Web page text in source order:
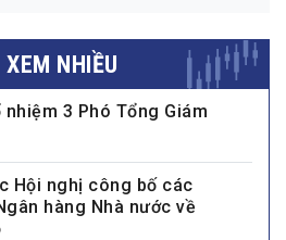
NHIỀU
3 Phó Tổng Giám
Hội nghị công bố các
hàng Nhà nước về